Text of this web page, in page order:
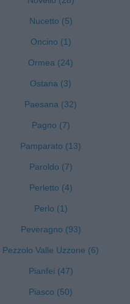
Nucetto (5)
Oncino (1)
Ormea (24)
Ostana (3)
Paesana (32)
Pagno (7)
Pamparato (13)
Paroldo (7)
Perletto (4)
Perlo (1)
Peveragno (93)
Pezzolo Valle Uzzone (6)
Pianfei (47)
Piasco (50)